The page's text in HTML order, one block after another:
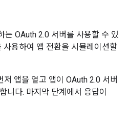
는 OAuth 2.0 서버를 사용할 수 있
사용하여 앱 전환을 시뮬레이션할
앱을 열고 앱이 OAuth 2.0 서버
니다. 마지막 단계에서 응답이